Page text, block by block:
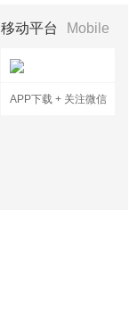
移动平台 Mobile
APP下载 + 关注微信